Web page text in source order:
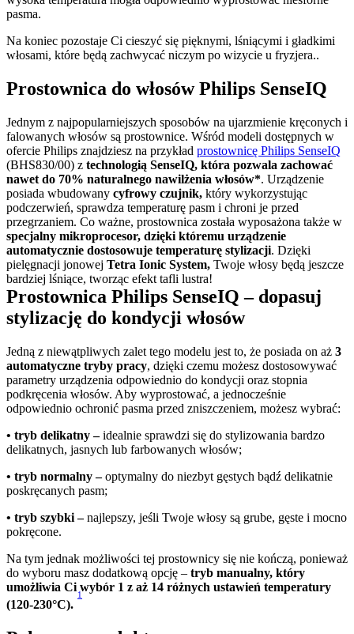
pasma.
Na koniec pozostaje Ci cieszyć się pięknymi, lśniącymi i gładkimi
włosami, które będą zachwycać niczym po wizycie u fryzjera..
Prostownica do włosów Philips SenseIQ
Jednym z najpopularniejszych sposobów na ujarzmienie kręconych i
falowanych włosów są prostownice. Wśród modeli dostępnych w
ofercie Philips znajdziesz na przykład prostownicę Philips SenseIQ
(BHS830/00) z technologią SenseIQ, która pozwala zachować
nawet do 70% naturalnego nawilżenia włosów*. Urządzenie
posiada wbudowany cyfrowy czujnik, który wykorzystując
podczerwień, sprawdza temperaturę pasm i chroni je przed
specjalny mikroprocesor, dzięki któremu urządzenie
automatycznie dostosowuje temperaturę stylizacji. Dzięki
pielęgnacji jonowej Tetra Ionic System, Twoje włosy będą jeszcze
bardziej lśniące, tworząc efekt tafli lustra!
Prostownica Philips SenseIQ – dopasuj
stylizację do kondycji włosów
Jedną z niewątpliwych zalet tego modelu jest to, że posiada on aż 3
automatyczne tryby pracy, dzięki czemu możesz dostosowywać
parametry urządzenia odpowiednio do kondycji oraz stopnia
podkręcenia włosów. Aby wyprostować, a jednocześnie
odpowiednio ochronić pasma przed zniszczeniem, możesz wybrać:
• tryb delikatny – idealnie sprawdzi się do stylizowania bardzo
delikatnych, jasnych lub farbowanych włosów;
• tryb normalny – optymalny do niezbyt gęstych bądź delikatnie
poskręcanych pasm;
• tryb szybki – najlepszy, jeśli Twoje włosy są grube, gęste i mocno
pokręcone.
Na tym jednak możliwości tej prostownicy się nie kończą, ponieważ
do wyboru masz dodatkową opcję – tryb manualny, który
umożliwia Ci wybór 1 z aż 14 różnych ustawień temperatury
(120-230°C).
1